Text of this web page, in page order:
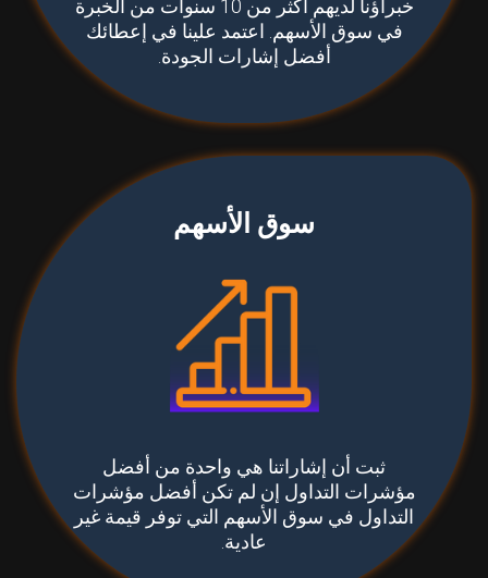
خبراؤنا لديهم أكثر من 10 سنوات من الخبرة
في سوق الأسهم. اعتمد علينا في إعطائك
أفضل إشارات الجودة.
سوق الأسهم
ثبت أن إشاراتنا هي واحدة من أفضل
مؤشرات التداول إن لم تكن أفضل مؤشرات
التداول في سوق الأسهم التي توفر قيمة غير
عادية.